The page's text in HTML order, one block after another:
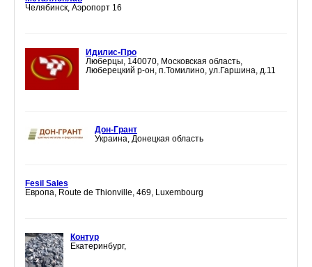
Челябинск, Аэропорт 16
Идилис-Про
Люберцы, 140070, Московская область,
Люберецкий р-он, п.Томилино, ул.Гаршина, д.11
Дон-Грант
Украина, Донецкая область
Fesil Sales
Европа, Route de Thionville, 469, Luxembourg
Контур
Екатеринбург,